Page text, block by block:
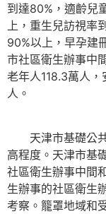
到達80%，適齡兒
上，重生兒訪視率
90%以上，早孕建
市社區衛生辦事中
老年人118.3萬人
人。
天津市基礎公共
高程度。天津市基
社區衛生辦事中間
生辦事的社區衛生
考察。籠罩地域和